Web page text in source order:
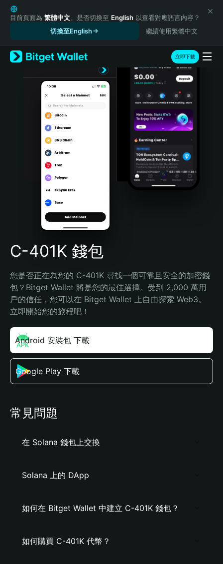
English
日本語
Русский
Español (Latinoamérica)
Türkçe
Português (Portugal)
Bahasa Indonesia
Português (Brasil)
Español (Argentina)
目前頁面為 繁體中文。是否切換至 English 以查看對應語言內容？
切換至English
繼續使用繁體中文
立即下載
C-401K 錢包
您是否正在為您的 C-401K 尋找一個可靠且安全的加密錢
包？Bitget Wallet 將是您的最佳選擇。受到 2,000 萬用
戶的信任，您可以在 Bitget Wallet 上自由探索 Web3。
立即開始您的旅程吧！
Android 安裝包 下載
Google Play 下載
常見問題
在 Solana 錢包上交換
Solana 上的 DApp
如何在 Bitget Wallet 中建立 C-401K 錢包？
如何購買 C-401K 代幣？